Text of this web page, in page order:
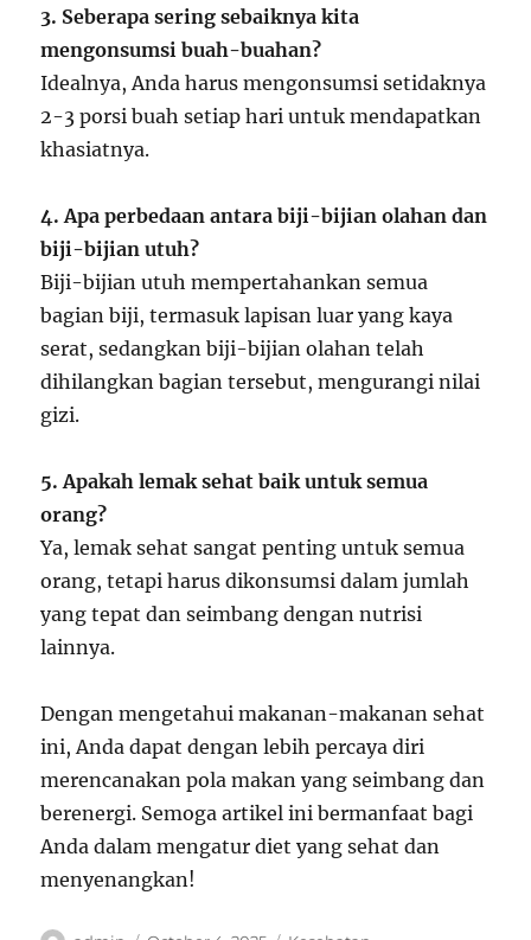
3. Seberapa sering sebaiknya kita
mengonsumsi buah-buahan?
Idealnya, Anda harus mengonsumsi setidaknya
2-3 porsi buah setiap hari untuk mendapatkan
khasiatnya.
4. Apa perbedaan antara biji-bijian olahan dan
biji-bijian utuh?
Biji-bijian utuh mempertahankan semua
bagian biji, termasuk lapisan luar yang kaya
serat, sedangkan biji-bijian olahan telah
dihilangkan bagian tersebut, mengurangi nilai
gizi.
5. Apakah lemak sehat baik untuk semua
orang?
Ya, lemak sehat sangat penting untuk semua
orang, tetapi harus dikonsumsi dalam jumlah
yang tepat dan seimbang dengan nutrisi
lainnya.
Dengan mengetahui makanan-makanan sehat
ini, Anda dapat dengan lebih percaya diri
merencanakan pola makan yang seimbang dan
berenergi. Semoga artikel ini bermanfaat bagi
Anda dalam mengatur diet yang sehat dan
menyenangkan!